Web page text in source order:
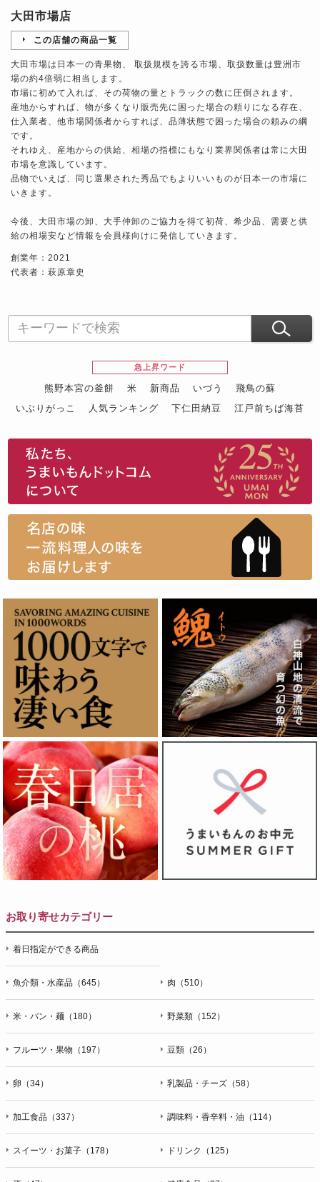
大田市場店
この店舗の商品一覧
大田市場は日本一の青果物、 取扱規模を誇る市場、取扱数量は豊洲市
場の約4倍弱に相当します。
市場に初めて入れば、その荷物の量とトラックの数に圧倒されます。
産地からすれば、物が多くなり販売先に困った場合の頼りになる存在、
仕入業者、他市場関係者からすれば、品薄状態で困った場合の頼みの綱
です。
それゆえ、産地からの供給、相場の指標にもなり業界関係者は常に大田
市場を意識しています。
品物でいえば、同じ選果された秀品でもよりいいものが日本一の市場に
いきます。
今後、大田市場の卸、大手仲卸のご協力を得て初荷、希少品、需要と供
給の相場安など情報を会員様向けに発信していきます。
創業年：2021
代表者：萩原章史
急上昇ワード
熊野本宮の釜餅 米 新商品 いづう
飛鳥の蘇
いぶりがっこ
人気ランキング 下仁田納豆
江戸前ちば海苔
お取り寄せカテゴリー
着日指定ができる商品
魚介類・水産品（645） 肉（510）
米・パン・麺（180） 野菜類（152）
フルーツ・果物（197） 豆類（26）
卵（34） 乳製品・チーズ（58）
加工食品（337） 調味料・香辛料・油（114）
スイーツ・お菓子（178） ドリンク（125）